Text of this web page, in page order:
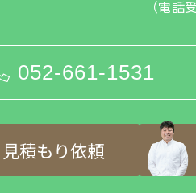
（電話
052-661-1531
見積もり依頼